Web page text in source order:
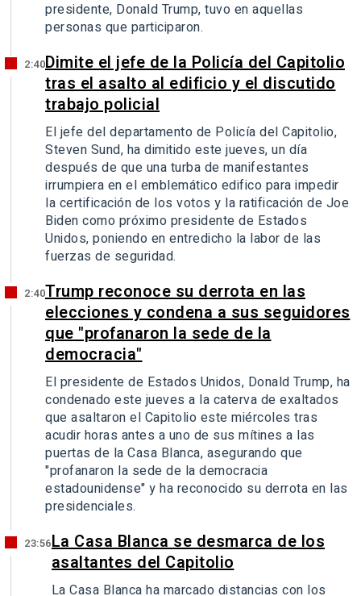
presidente, Donald Trump, tuvo en aquellas
personas que participaron.
2:40Dimite el jefe de la Policía del Capitolio
tras el asalto al edificio y el discutido
trabajo policial
El jefe del departamento de Policía del Capitolio,
Steven Sund, ha dimitido este jueves, un día
después de que una turba de manifestantes
irrumpiera en el emblemático edifico para impedir
la certificación de los votos y la ratificación de Joe
Biden como próximo presidente de Estados
Unidos, poniendo en entredicho la labor de las
fuerzas de seguridad.
2:40Trump reconoce su derrota en las
elecciones y condena a sus seguidores
que "profanaron la sede de la
democracia"
El presidente de Estados Unidos, Donald Trump, ha
condenado este jueves a la caterva de exaltados
que asaltaron el Capitolio este miércoles tras
acudir horas antes a uno de sus mítines a las
puertas de la Casa Blanca, asegurando que
"profanaron la sede de la democracia
estadounidense" y ha reconocido su derrota en las
presidenciales.
23:56La Casa Blanca se desmarca de los
asaltantes del Capitolio
La Casa Blanca ha marcado distancias con los